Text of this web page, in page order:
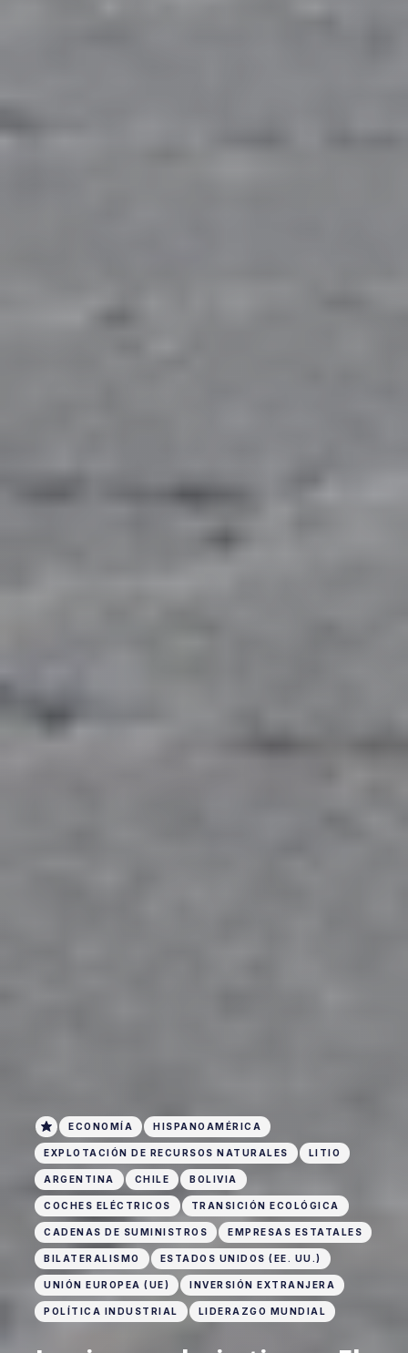
ECONOMÍA HISPANOAMÉRICA
EXPLOTACIÓN DE RECURSOS NATURALES LITIO
ARGENTINA CHILE BOLIVIA
COCHES ELÉCTRICOS TRANSICIÓN ECOLÓGICA
CADENAS DE SUMINISTROS EMPRESAS ESTATALES
BILATERALISMO ESTADOS UNIDOS (EE. UU.)
UNIÓN EUROPEA (UE) INVERSIÓN EXTRANJERA
POLÍTICA INDUSTRIAL LIDERAZGO MUNDIAL